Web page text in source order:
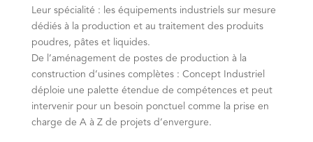
Leur spécialité : les équipements industriels sur mesure
dédiés à la production et au traitement des produits
poudres, pâtes et liquides.
De l’aménagement de postes de production à la
construction d’usines complètes : Concept Industriel
déploie une palette étendue de compétences et peut
intervenir pour un besoin ponctuel comme la prise en
charge de A à Z de projets d’envergure.